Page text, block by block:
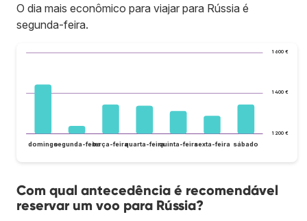
O dia mais econômico para viajar para Rússia é
segunda-feira.
1 200 €
1 400 €
1 600 €
domingosegunda-feiraterça-feiraquarta-feiraquinta-feirasexta-feira sábado
Com qual antecedência é recomendável
reservar um voo para Rússia?